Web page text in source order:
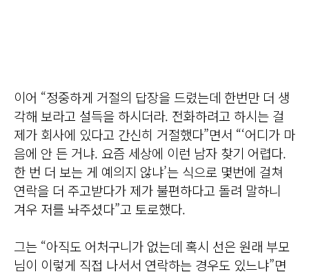
이어 “정중하게 거절의 답장을 드렸는데 한번만 더 생
각해 보라고 설득을 하시더라. 전화하려고 하시는 걸
제가 회사에 있다고 간신히 거절했다”면서 “‘어디가 마
음에 안 든 거냐. 요즘 세상에 이런 남자 찾기 어렵다.
한 번 더 보는 게 예의지 않냐’는 식으로 몇번에 걸쳐
연락을 더 주고받다가 제가 불편하다고 돌려 말하니
겨우 저를 놔주셨다”고 토로했다.
그는 “아직도 어처구니가 없는데 혹시 선은 원래 부모
님이 이렇게 직접 나서서 연락하는 경우도 있느냐”면